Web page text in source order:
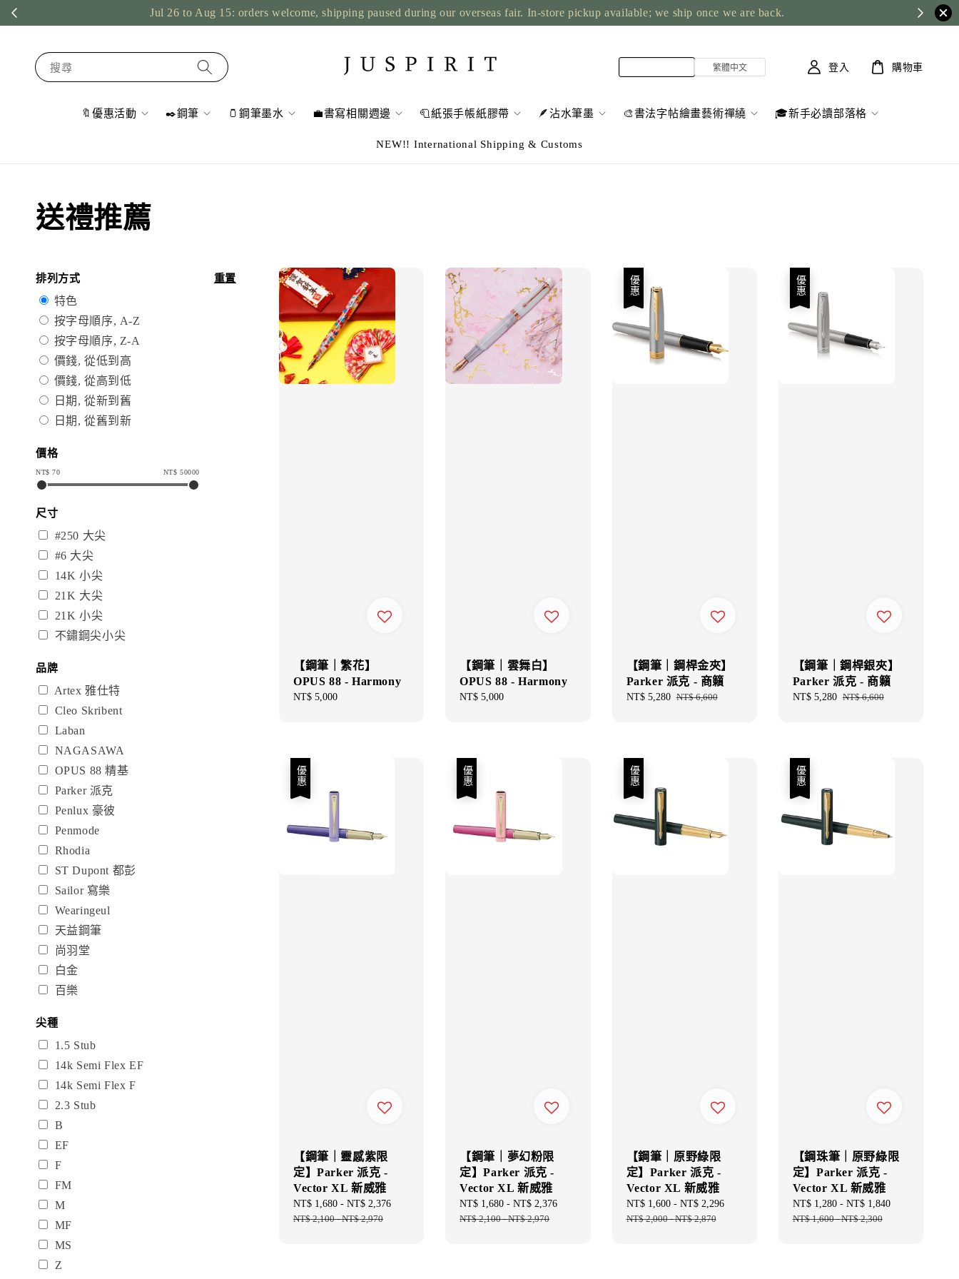
Jul 26 to Aug 15: orders welcome, shipping paused during our overseas fair. In-store pickup available; we ship once we are back.
搜尋
🔖優惠活動 ✒️鋼筆 🫙鋼筆墨水 💼書寫相關週邊 🧻紙張手帳紙膠帶 🪶沾水筆墨 🎨書法字帖繪畫藝術禪繞 🎓新手必讀部落格
NEW!! International Shipping & Customs
登入 購物車
送禮推薦
排列方式 重置
特色
按字母順序, A-Z
按字母順序, Z-A
價錢, 從低到高
價錢, 從高到低
日期, 從新到舊
日期, 從舊到新
價格
NT$70 NT$ 50000
尺寸
#250 大尖
#6 大尖
14K 小尖
21K 大尖
21K 小尖
不鏽鋼尖小尖
品牌
Artex 雅仕特
Cleo Skribent
Laban
NAGASAWA
OPUS 88 精基
Parker 派克
Penlux 豪彼
Penmode
Rhodia
ST Dupont 都彭
Sailor 寫樂
Wearingeul
天益鋼筆
尚羽堂
白金
百樂
尖種
1.5 Stub
14k Semi Flex EF
14k Semi Flex F
2.3 Stub
B
EF
F
FM
M
MF
MS
Z
【鋼筆｜繁花】
OPUS 88 - Harmony
Regular
NT$ 5,000
【鋼筆｜雲舞白】
OPUS 88 - Harmony
Regular
NT$ 5,000
優惠
【鋼筆｜鋼桿金夾】
Parker 派克 - 商籟
Sale
NT$ 5,280 Regular
NT$ 6,600
優惠
【鋼筆｜鋼桿銀夾】
Parker 派克 - 商籟
Sale
NT$ 5,280 Regular
NT$ 6,600
優惠
【鋼筆｜靈感紫限
定】Parker 派克 -
Vector XL 新威雅
Sale
price
NT$ 1,680 - NT$ 2,376
NT$ 2,100-NT$ 2,970
優惠
【鋼筆｜夢幻粉限
定】Parker 派克 -
Vector XL 新威雅
Sale
price
NT$ 1,680 -NT$ 2,376
NT$ 2,100-NT$ 2,970
優惠
【鋼筆｜原野綠限
定】Parker 派克 -
Vector XL 新威雅
Sale
price
NT$ 1,600- NT$ 2,296
NT$ 2,000-NT$ 2,870
優惠
【鋼珠筆｜原野綠限
定】Parker 派克 -
Vector XL 新威雅
Sale
price
NT$ 1,280- NT$ 1,840
NT$ 1,600-NT$ 2,300